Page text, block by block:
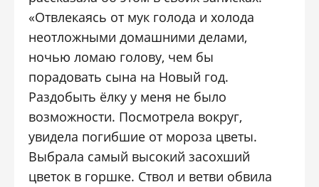
«Отвлекаясь от мук голода и холода
неотложными домашними делами,
ночью ломаю голову, чем бы
порадовать сына на Новый год.
Раздобыть ёлку у меня не было
возможности. Посмотрела вокруг,
увидела погибшие от мороза цветы.
Выбрала самый высокий засохший
цветок в горшке. Ствол и ветви обвила